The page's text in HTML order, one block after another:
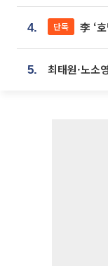
4. 단독 李 ‘호남
5.